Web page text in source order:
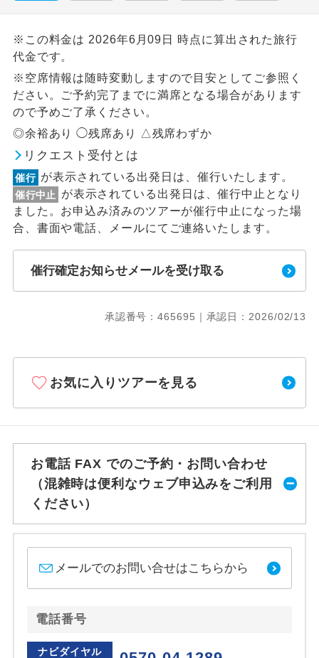
※この料金は 2026年6月09日 時点に算出された旅行
代金です。
※空席情報は随時変動しますので目安としてご参照く
ださい。ご予約完了までに満席となる場合があります
ので予めご了承ください。
◎余裕あり ◯残席あり △残席わずか
リクエスト受付とは
催行 が表示されている出発日は、催行いたします。
催行中止
が表示されている出発日は、催行中止となり
ました。お申込み済みのツアーが催行中止になった場
合、書面や電話、メールにてご連絡いたします。
催行確定お知らせメールを受け取る
承認番号：465695｜承認日：2026/02/13
お気に入りツアーを見る
お電話 FAX でのご予約・お問い合わせ
（混雑時は便利なウェブ申込みをご利用
ください）
メールでのお問い合せはこちらから
電話番号
ナビダイヤル